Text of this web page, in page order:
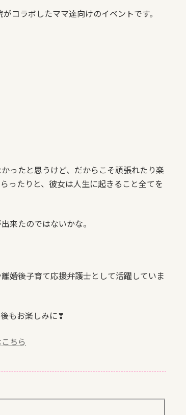
コラボしたママ達向けのイベントです。
かったと思うけど、だからこそ頑張れたり楽
ったりと、 彼女は人生に起きること全てを
出来たのではないかな。
離婚後子育て応援弁護士として活躍していま
後もお楽しみに❣
ちら